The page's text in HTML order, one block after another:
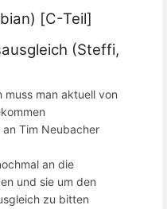
[C-Teil]
(Steffi,
muss man aktuell von
an Tim Neubacher
an die
und sie um den
zu bitten